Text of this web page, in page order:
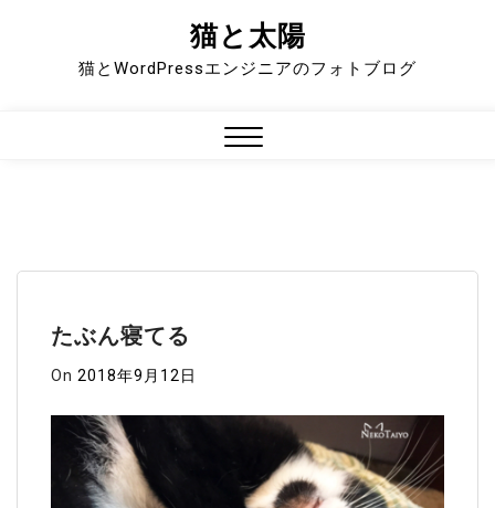
猫と太陽
猫とWordPressエンジニアのフォトブログ
たぶん寝てる
On 2018年9月12日